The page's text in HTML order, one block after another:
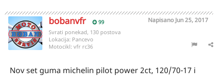
bobanvfr 99 Napisano Jun 25, 2017
Svrati ponekad, 130 postova
Lokacija: Pancevo
Motocikl: vfr rc36
Nov set guma michelin pilot power 2ct, 120/70-17 i